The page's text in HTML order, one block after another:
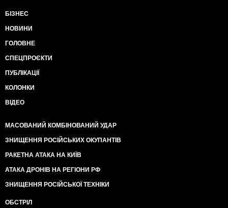
БІЗНЕС
НОВИНИ
ГОЛОВНЕ
СПЕЦПРОЄКТИ
ПУБЛІКАЦІЇ
КОЛОНКИ
ВІДЕО
МАСОВАНИЙ КОМБІНОВАНИЙ УДАР
ЗНИЩЕННЯ РОСІЙСЬКИХ ОКУПАНТІВ
РАКЕТНА АТАКА НА КИЇВ
АТАКА ДРОНІВ НА РЕГІОНИ РФ
ЗНИЩЕННЯ РОСІЙСЬКОЇ ТЕХНІКИ
ОБСТРІЛ